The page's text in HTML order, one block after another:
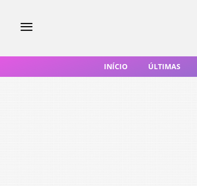
INÍCIO ÚLTIMAS